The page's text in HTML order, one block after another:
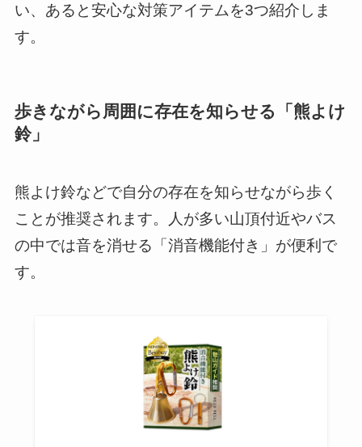
い、あると安心な対策アイテムを3つ紹介しま
す。
歩きながら周囲に存在を知らせる「熊よけ
鈴」
熊よけ鈴などで自分の存在を知らせながら歩く
ことが推奨されます。人が多い山頂付近やバス
の中では音を消せる「消音機能付き」が便利で
す。